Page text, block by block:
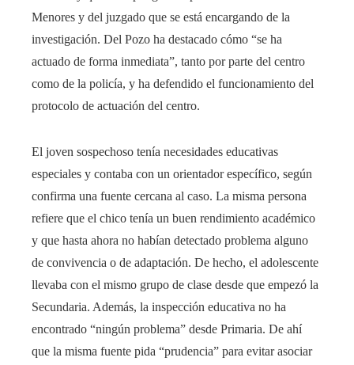
Menores y del juzgado que se está encargando de la
investigación. Del Pozo ha destacado cómo “se ha
actuado de forma inmediata”, tanto por parte del centro
como de la policía, y ha defendido el funcionamiento del
protocolo de actuación del centro.
El joven sospechoso tenía necesidades educativas
especiales y contaba con un orientador específico, según
confirma una fuente cercana al caso. La misma persona
refiere que el chico tenía un buen rendimiento académico
y que hasta ahora no habían detectado problema alguno
de convivencia o de adaptación. De hecho, el adolescente
llevaba con el mismo grupo de clase desde que empezó la
Secundaria. Además, la inspección educativa no ha
encontrado “ningún problema” desde Primaria. De ahí
que la misma fuente pida “prudencia” para evitar asociar